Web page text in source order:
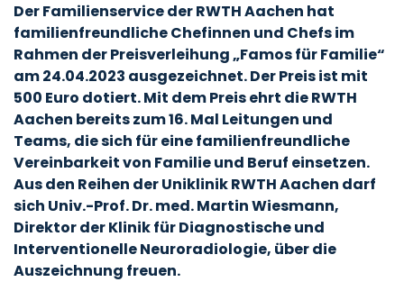
Der Familienservice der RWTH Aachen hat
familienfreundliche Chefinnen und Chefs im
Rahmen der Preisverleihung „Famos für Familie“
am 24.04.2023 ausgezeichnet. Der Preis ist mit
500 Euro dotiert. Mit dem Preis ehrt die RWTH
Aachen bereits zum 16. Mal Leitungen und
Teams, die sich für eine familienfreundliche
Vereinbarkeit von Familie und Beruf einsetzen.
Aus den Reihen der Uniklinik RWTH Aachen darf
sich Univ.-Prof. Dr. med. Martin Wiesmann,
Direktor der Klinik für Diagnostische und
Interventionelle Neuroradiologie, über die
Auszeichnung freuen.